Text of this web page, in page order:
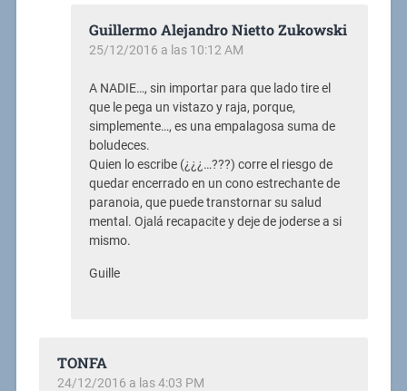
Guillermo Alejandro Nietto Zukowski
25/12/2016 a las 10:12 AM
A NADIE…, sin importar para que lado tire el
que le pega un vistazo y raja, porque,
simplemente…, es una empalagosa suma de
boludeces.
Quien lo escribe (¿¿¿…???) corre el riesgo de
quedar encerrado en un cono estrechante de
paranoia, que puede transtornar su salud
mental. Ojalá recapacite y deje de joderse a si
mismo.
Guille
TONFA
24/12/2016 a las 4:03 PM